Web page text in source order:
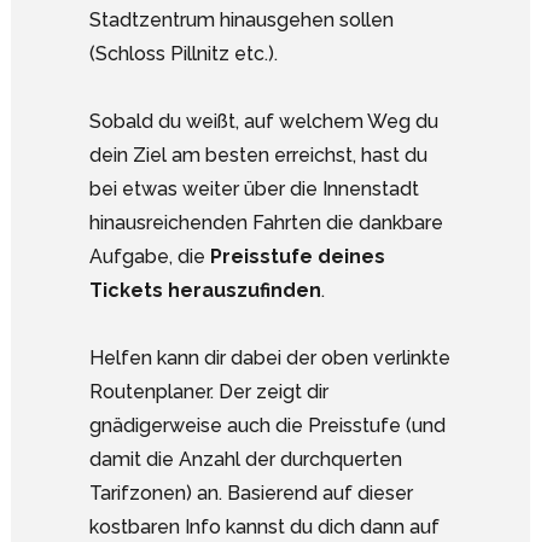
Stadtzentrum hinausgehen sollen
(Schloss Pillnitz etc.).
Sobald du weißt, auf welchem Weg du
dein Ziel am besten erreichst, hast du
bei etwas weiter über die Innenstadt
hinausreichenden Fahrten die dankbare
Aufgabe, die Preisstufe deines
Tickets herauszufinden.
Helfen kann dir dabei der oben verlinkte
Routenplaner. Der zeigt dir
gnädigerweise auch die Preisstufe (und
damit die Anzahl der durchquerten
Tarifzonen) an. Basierend auf dieser
kostbaren Info kannst du dich dann auf